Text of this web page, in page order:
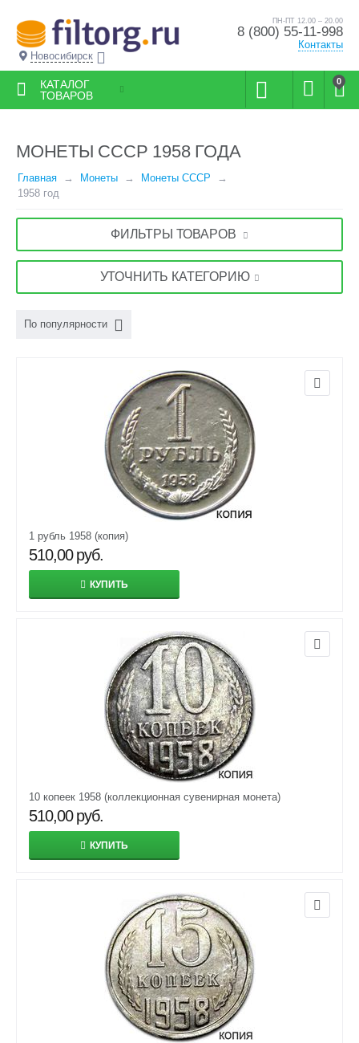
Новосибирск
ПН-ПТ 12.00 – 20.00
8 (800) 55-11-998
Контакты
0
КАТАЛОГ
ТОВАРОВ
МОНЕТЫ СССР 1958 ГОДА
Главная Монеты
Монеты СССР
1958 год
ФИЛЬТРЫ ТОВАРОВ
УТОЧНИТЬ КАТЕГОРИЮ
По популярности
1 рубль 1958 (копия)
510,00 руб.
КУПИТЬ
10 копеек 1958 (коллекционная сувенирная монета)
510,00 руб.
КУПИТЬ